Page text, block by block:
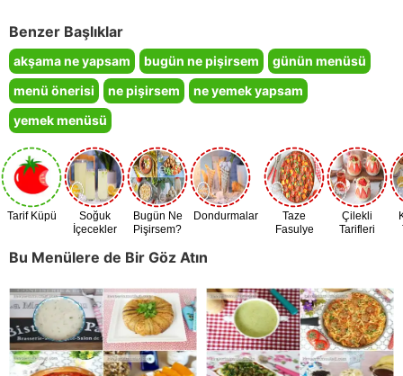
Benzer Başlıklar
akşama ne yapsam bugün ne pişirsem
günün menüsü
menü önerisi
ne pişirsem
ne yemek yapsam
yemek menüsü
Tarif Küpü
Soğuk
İçecekler
Bugün Ne
Pişirsem?
Dondurmalar
Taze
Fasulye
Çilekli
Tarifleri
Bu Menülere de Bir Göz Atın